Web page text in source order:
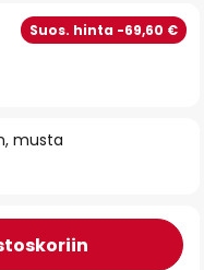
musta
Suos. hinta -69,60 €